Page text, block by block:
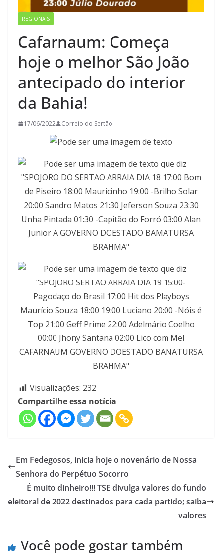
REGIONAIS
Cafarnaum: Começa
hoje o melhor São João
antecipado do interior
da Bahia!
17/06/2022 Correio do Sertão
Visualizações: 232
Compartilhe essa notícia
Em Fedegosos, inicia hoje o novenário de Nossa
Senhora do Perpétuo Socorro
É muito dinheiro!!! TSE divulga valores do fundo
eleitoral de 2022 destinados para cada partido; saiba
valores
Você pode gostar também